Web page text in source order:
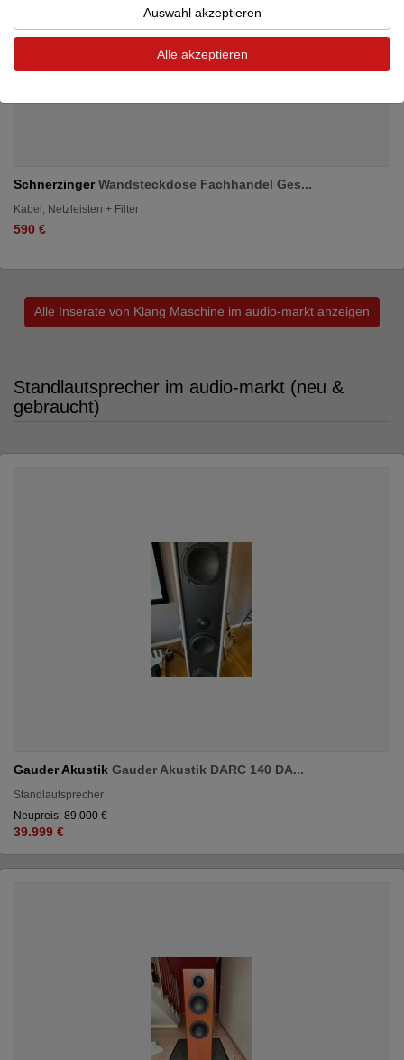
SchnerzingerWandsteckdose Fachhandel Ges...
Kabel, Netzleisten + Filter
590 €
Alle Inserate von Klang Maschine im audio-markt anzeigen
Standlautsprecher im audio-markt (neu &
gebraucht)
Gauder Akustik Gauder Akustik DARC 140 DA...
Standlautsprecher
Neupreis: 89.000 €
39.999 €
Auswahl akzeptieren
Alle akzeptieren